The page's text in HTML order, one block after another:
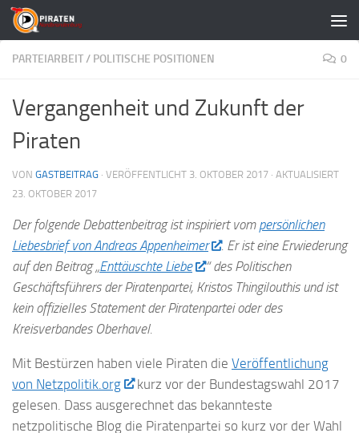
Zum Inhalt springen
PARTEIARBEIT/ POLITISCHE POSITIONEN 0
Vergangenheit und Zukunft der
Piraten
VON GASTBEITRAG · VERÖFFENTLICHT 3. OKTOBER 2017 · AKTUALISIERT
23. OKTOBER 2017
Der folgende Debattenbeitrag ist inspiriert vom persönlichen
Liebesbrief von Andreas Appenheimer
. Er ist eine Erwiederung
auf den Beitrag „Enttäuschte Liebe
“ des Politischen
Geschäftsführers der Piratenpartei, Kristos Thingilouthis und ist
kein offizielles Statement der Piratenpartei oder des
Kreisverbandes Oberhavel.
Mit Bestürzen haben viele Piraten die Veröffentlichung
von Netzpolitik.org
kurz vor der Bundestagswahl 2017
gelesen. Dass ausgerechnet das bekannteste
netzpolitische Blog die Piratenpartei so kurz vor der Wahl